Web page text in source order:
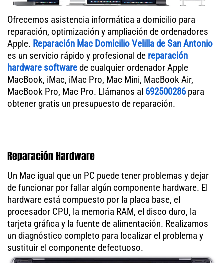
Ofrecemos asistencia informática a domicilio para
reparación, optimización y ampliación de ordenadores
Apple. Reparación Mac Domicilio Velilla de San Antonio
es un servicio rápido y profesional de reparación
hardware softwarede cualquier ordenador Apple
MacBook, iMac, iMac Pro, Mac Mini, MacBook Air,
MacBook Pro, Mac Pro. Llámanos al 692500286para
obtener gratis un presupuesto de reparación.
Reparación Hardware
Un Mac igual que un PC puede tener problemas y dejar
de funcionar por fallar algún componente hardware. El
hardware está compuesto por la placa base, el
procesador CPU, la memoria RAM, el disco duro, la
tarjeta gráfica y la fuente de alimentación. Realizamos
un diagnóstico completo para localizar el problema y
sustituir el componente defectuoso.